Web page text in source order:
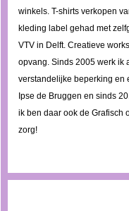
winkels. T-shirts verkopen
kleding label gehad met
VTV in Delft. Creatieve
opvang. Sinds 2005 werk ik
verstandelijke beperking en
Ipse de Bruggen en sinds
ik ben daar ook de Grafisch
zorg!